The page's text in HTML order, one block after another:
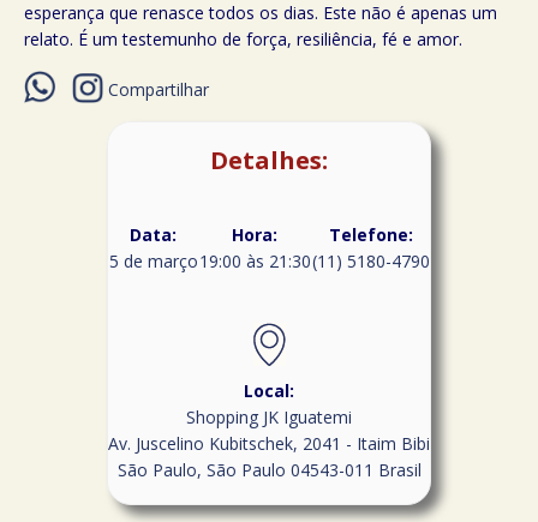
esperança que renasce todos os dias. Este não é apenas um
relato. É um testemunho de força, resiliência, fé e amor.
Compartilhar
Detalhes:
Data:
5 de março
Hora:
19:00 às 21:30
Telefone:
(11) 5180-4790
Local:
Shopping JK Iguatemi
Av. Juscelino Kubitschek, 2041 - Itaim Bibi
São Paulo, São Paulo 04543-011 Brasil